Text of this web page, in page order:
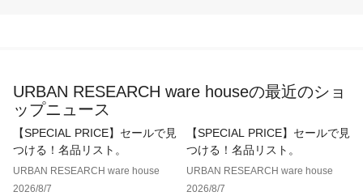
※商品画像は、光の当たり具合やパソコンなどの閲覧環境によ
り、実際の色味と異なって見える場合がございます。予めご了
承ください。
※商品の色味の目安は、商品単体の画像をご参照ください。
URBAN RESEARCH ware houseの最近のショ
ップニュース
【SPECIAL PRICE】セールで見
つける！名品リスト。
URBAN RESEARCH ware house
2026/8/7
【SPECIAL PRICE】セールで見
つける！名品リスト。
URBAN RESEARCH ware house
2026/8/7